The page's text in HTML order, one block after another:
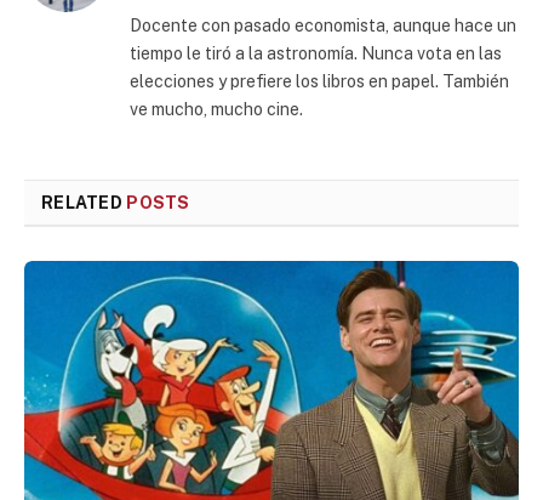
Docente con pasado economista, aunque hace un
tiempo le tiró a la astronomía. Nunca vota en las
elecciones y prefiere los libros en papel. También
ve mucho, mucho cine.
RELATED POSTS